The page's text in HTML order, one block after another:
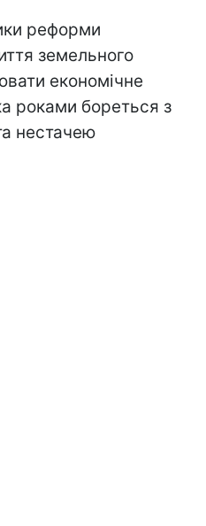
реформи
земельного
економічне
роками бореться з
нестачею